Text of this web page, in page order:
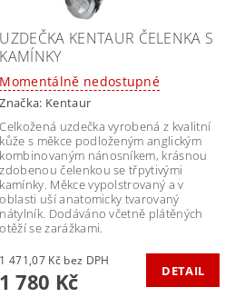
UZDEČKA KENTAUR ČELENKA S
KAMÍNKY
Momentálně nedostupné
Značka: Kentaur
Celkožená uzdečka vyrobená z kvalitní
kůže s měkce podloženým anglickým
kombinovaným nánosníkem, krásnou
zdobenou čelenkou se třpytivými
kamínky. Měkce vypolstrovaný a v
oblasti uší anatomicky tvarovaný
nátylník. Dodáváno včetně plátěných
otěží se zarážkami.
1 471,07 Kč bez DPH
1 780 Kč DETAIL